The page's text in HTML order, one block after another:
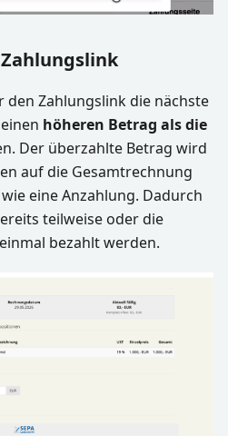
den Zahlungslink die nächste
höheren Betrag als die
Der überzahlte Betrag wird
auf die Gesamtrechnung
eine Anzahlung. Dadurch
teilweise oder die
bezahlt werden.